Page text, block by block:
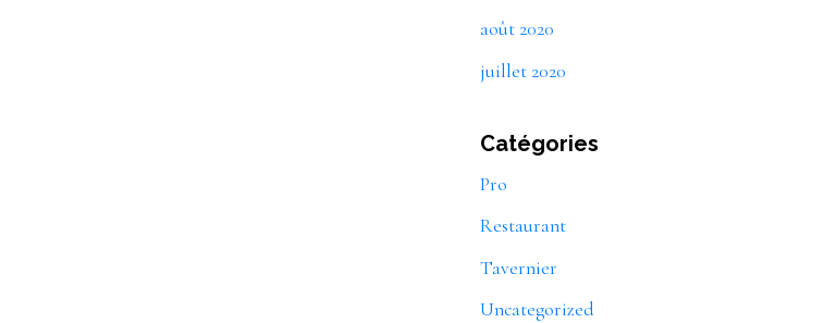
août 2020
juillet 2020
Catégories
Pro
Restaurant
Tavernier
Uncategorized